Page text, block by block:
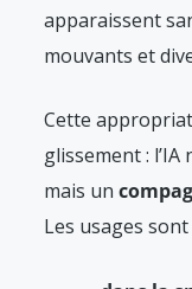
apparaissent
mouvants et
Cette
glissement :
mais un
Les usages